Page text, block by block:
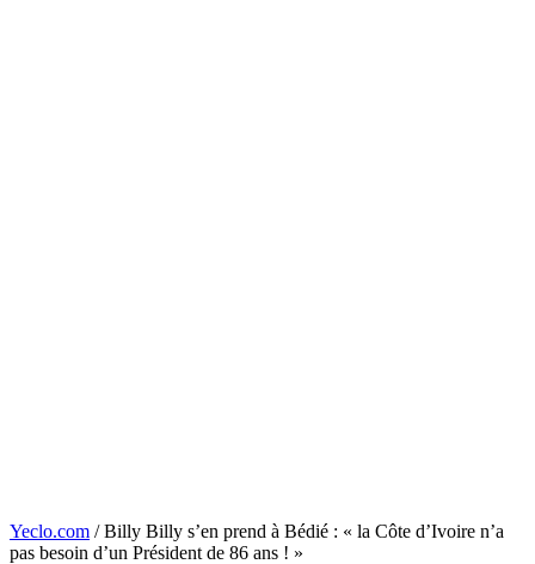
Yeclo.com / Billy Billy s’en prend à Bédié : « la Côte d’Ivoire n’a
pas besoin d’un Président de 86 ans ! »